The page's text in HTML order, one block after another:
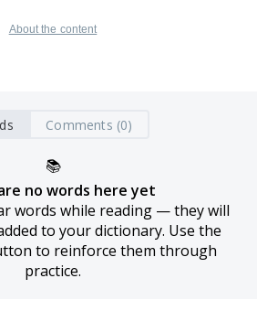
About the content
Comments (0)
📚
no words here yet
words while reading — they will
to your dictionary. Use the
to reinforce them through
practice.